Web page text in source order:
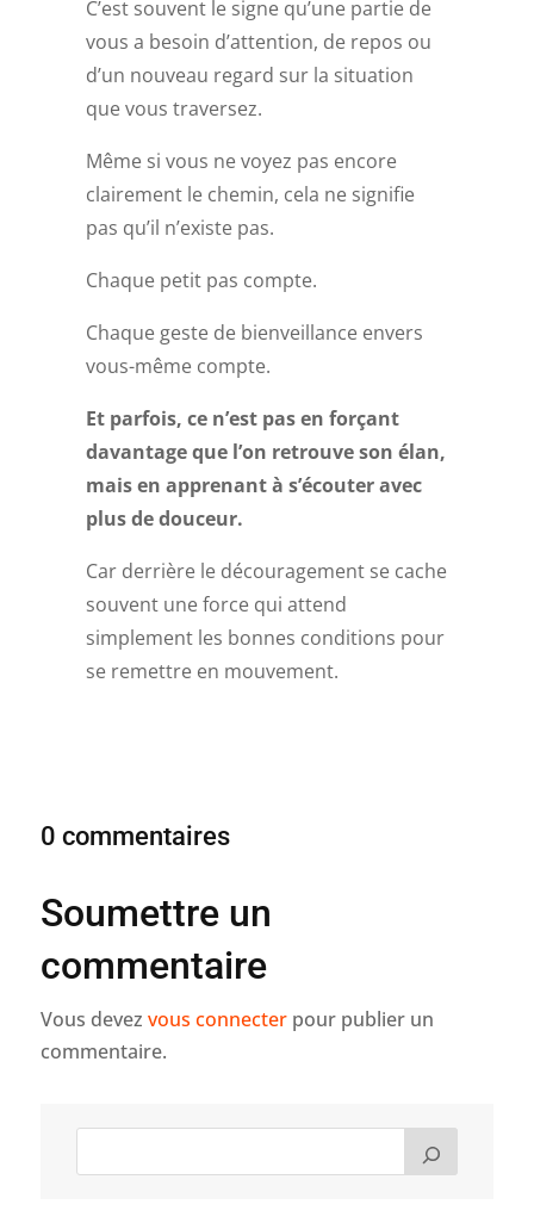
C’est souvent le signe qu’une partie de
vous a besoin d’attention, de repos ou
d’un nouveau regard sur la situation
que vous traversez.
Même si vous ne voyez pas encore
clairement le chemin, cela ne signifie
pas qu’il n’existe pas.
Chaque petit pas compte.
Chaque geste de bienveillance envers
vous-même compte.
Et parfois, ce n’est pas en forçant
davantage que l’on retrouve son élan,
mais en apprenant à s’écouter avec
plus de douceur.
Car derrière le découragement se cache
souvent une force qui attend
simplement les bonnes conditions pour
se remettre en mouvement.
0 commentaires
Soumettre un
commentaire
Vous devez vous connecterpour publier un
commentaire.